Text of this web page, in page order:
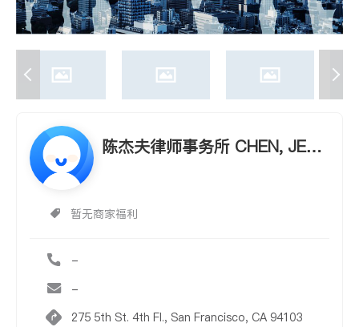
陈杰夫律师事务所 CHEN, JEFF
暂无商家福利
-
-
275 5th St. 4th Fl., San Francisco, CA 94103